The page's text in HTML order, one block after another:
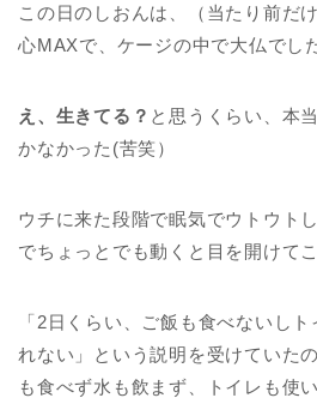
この日のしおんは、（当たり前だ
心MAXで、ケージの中で大仏でし
え、生きてる？ と思うくらい、本
かなかった(苦笑）
ウチに来た段階で眠気でウトウト
でちょっとでも動くと目を開けて
「2日くらい、ご飯も食べないし
れない」という説明を受けていた
も食べず水も飲まず、トイレも使